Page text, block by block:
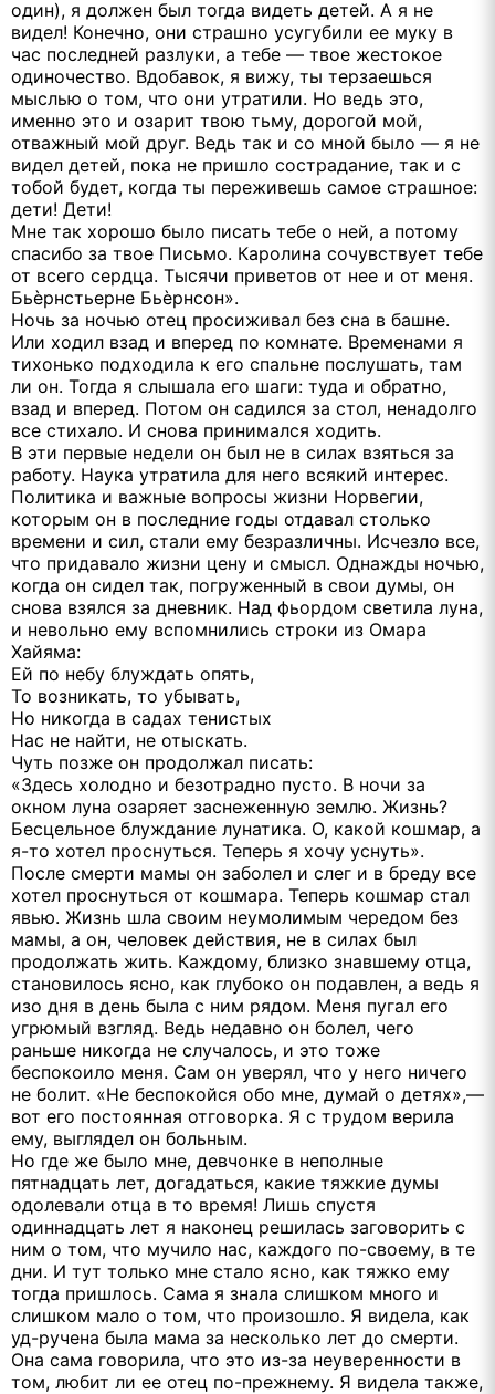
один), я должен был тогда видеть детей. А я не
видел! Конечно, они страшно усугубили ее муку в
час последней разлуки, а тебе — твое жестокое
одиночество. Вдобавок, я вижу, ты терзаешься
мыслью о том, что они утратили. Но ведь это,
именно это и озарит твою тьму, дорогой мой,
отважный мой друг. Ведь так и со мной было — я не
видел детей, пока не пришло сострадание, так и с
тобой будет, когда ты переживешь самое страшное:
дети! Дети!
Мне так хорошо было писать тебе о ней, а потому
спасибо за твое Письмо. Каролина сочувствует тебе
от всего сердца. Тысячи приветов от нее и от меня.
Бьѐрнстьерне Бьѐрнсон».
Ночь за ночью отец просиживал без сна в башне.
Или ходил взад и вперед по комнате. Временами я
тихонько подходила к его спальне послушать, там
ли он. Тогда я слышала его шаги: туда и обратно,
взад и вперед. Потом он садился за стол, ненадолго
все стихало. И снова принимался ходить.
В эти первые недели он был не в силах взяться за
работу. Наука утратила для него всякий интерес.
Политика и важные вопросы жизни Норвегии,
которым он в последние годы отдавал столько
времени и сил, стали ему безразличны. Исчезло все,
что придавало жизни цену и смысл. Однажды ночью,
когда он сидел так, погруженный в свои думы, он
снова взялся за дневник. Над фьордом светила луна,
и невольно ему вспомнились строки из Омара
Хайяма:
Ей по небу блуждать опять,
То возникать, то убывать,
Но никогда в садах тенистых
Нас не найти, не отыскать.
Чуть позже он продолжал писать:
«Здесь холодно и безотрадно пусто. В ночи за
окном луна озаряет заснеженную землю. Жизнь?
Бесцельное блуждание лунатика. О, какой кошмар, а
я-то хотел проснуться. Теперь я хочу уснуть».
После смерти мамы он заболел и слег и в бреду все
хотел проснуться от кошмара. Теперь кошмар стал
явью. Жизнь шла своим неумолимым чередом без
мамы, а он, человек действия, не в силах был
продолжать жить. Каждому, близко знавшему отца,
становилось ясно, как глубоко он подавлен, а ведь я
изо дня в день была с ним рядом. Меня пугал его
угрюмый взгляд. Ведь недавно он болел, чего
раньше никогда не случалось, и это тоже
беспокоило меня. Сам он уверял, что у него ничего
не болит. «Не беспокойся обо мне, думай о детях»,—
вот его постоянная отговорка. Я с трудом верила
ему, выглядел он больным.
Но где же было мне, девчонке в неполные
пятнадцать лет, догадаться, какие тяжкие думы
одолевали отца в то время! Лишь спустя
одиннадцать лет я наконец решилась заговорить с
ним о том, что мучило нас, каждого по-своему, в те
дни. И тут только мне стало ясно, как тяжко ему
тогда пришлось. Сама я знала слишком много и
слишком мало о том, что произошло. Я видела, как
уд-ручена была мама за несколько лет до смерти.
Она сама говорила, что это из-за неуверенности в
том, любит ли ее отец по-прежнему. Я видела также,